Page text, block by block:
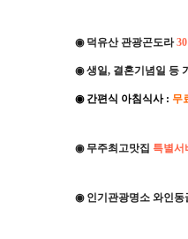
◉ 덕유산 관광곤도라
◉생일, 결혼기념일 등
◉간편식 아침식사 : 무
◉ 무주최고맛집 특별서
◉ 인기관광명소 와인동